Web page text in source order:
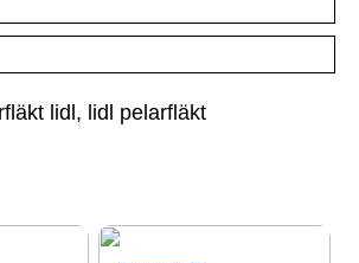
lidl, lidl pelarfläkt